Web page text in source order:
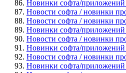
86. Новинки софта/приложений
87. Новости софта / новинки
88. Новости софта / новинки
89. Новинки софта/приложений
90. Новости софта / новинки
91. Новинки софта/приложений
92. Новости софта / новинки
93. Новинки софта/приложений